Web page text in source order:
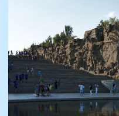
в течение
09.10 -
Дата